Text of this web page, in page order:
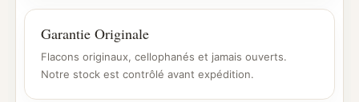
Garantie Originale
Flacons originaux, cellophanés et jamais ouverts.
Notre stock est contrôlé avant expédition.